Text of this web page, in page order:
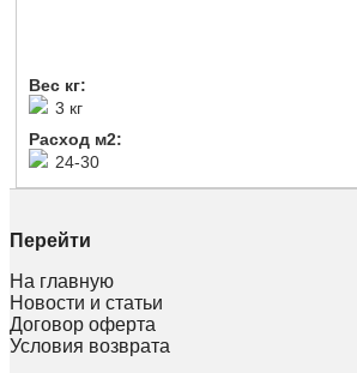
Вес кг:
3 кг
Расход м2:
24-30
Перейти
На главную
Новости и статьи
Договор оферта
Условия возврата